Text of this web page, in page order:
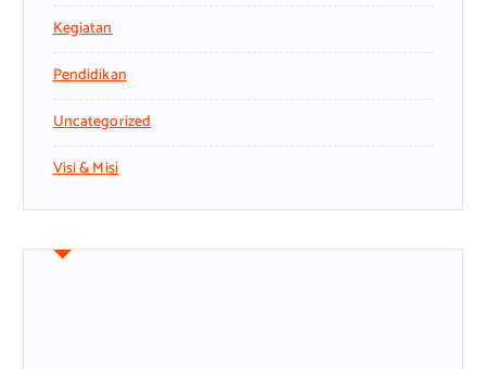
Kegiatan
Pendidikan
Uncategorized
Visi & Misi